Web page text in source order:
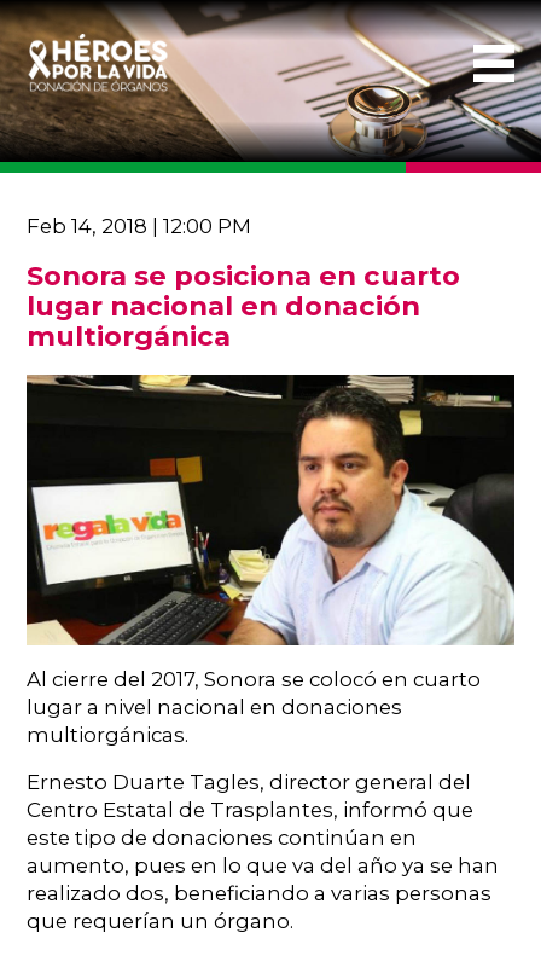
Feb 14, 2018 | 12:00 PM
Sonora se posiciona en cuarto
lugar nacional en donación
multiorgánica
Al cierre del 2017, Sonora se colocó en cuarto
lugar a nivel nacional en donaciones
multiorgánicas.
Ernesto Duarte Tagles, director general del
Centro Estatal de Trasplantes, informó que
este tipo de donaciones continúan en
aumento, pues en lo que va del año ya se han
realizado dos, beneficiando a varias personas
que requerían un órgano.